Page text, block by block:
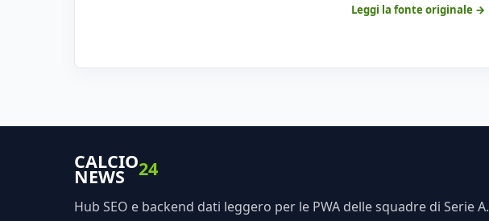
Leggi la fonte originale →
CALCIO
NEWS 24
Hub SEO e backend dati leggero per le PWA delle squadre di Serie A.